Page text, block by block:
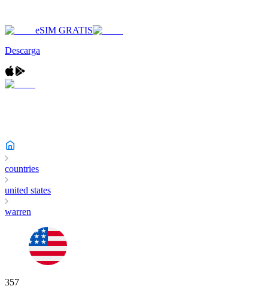
eSIM GRATIS
Descarga
countries
united states
warren
357